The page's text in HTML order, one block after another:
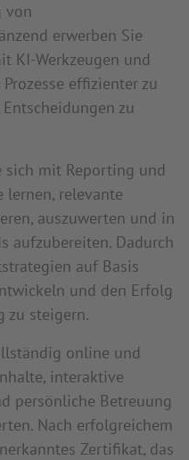
von
erwerben Sie
KI-Werkzeugen und
effizienter zu
zu
sich mit Reporting und
lernen, relevante
auszuwerten und in
aufzubereiten. Dadurch
auf Basis
und den Erfolg
zu steigern.
online und
interaktive
persönliche Betreuung
Nach erfolgreichem
Zertifikat, das